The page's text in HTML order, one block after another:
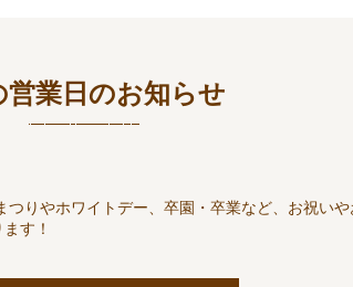
営業日のお知らせ
りやホワイトデー、卒園・卒業など、お祝い
す！